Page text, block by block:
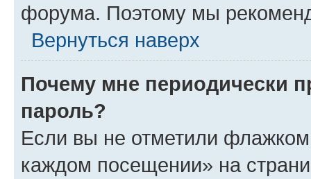
форума. Поэтому мы
Вернуться наверх
Почему мне периодически
пароль?
Если вы не отметили флажком
каждом посещении» на